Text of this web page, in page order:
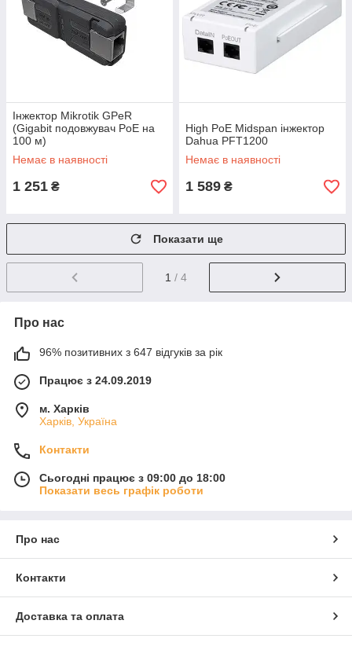
Інжектор Mikrotik GPeR
(Gigabit подовжувач PoE на
100 м)
Немає в наявності
1 251 ₴
High PoE Midspan інжектор
Dahua PFT1200
Немає в наявності
1 589 ₴
Показати ще
1 / 4
Про нас
96% позитивних з 647 відгуків за рік
Працює з 24.09.2019
м. Харків
Харків, Україна
Контакти
Сьогодні працює з 09:00 до 18:00
Показати весь графік роботи
Про нас
Контакти
Доставка та оплата